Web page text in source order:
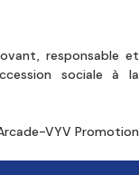
responsable et
sociale à la
VYV Promotion